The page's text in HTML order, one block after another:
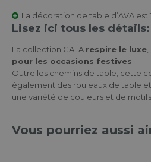
La décoration de table d’AVA est
Lisez ici tous les détails:
La collection GALA respire le luxe
pour les occasions festives
Outre les chemins de table, cette
également des rouleaux de table
une variété de couleurs et de motifs.
Vous pourriez aussi